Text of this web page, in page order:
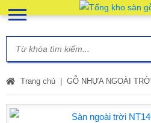
Trang chủ GỖ NHỰA NGOÀI TRỜI